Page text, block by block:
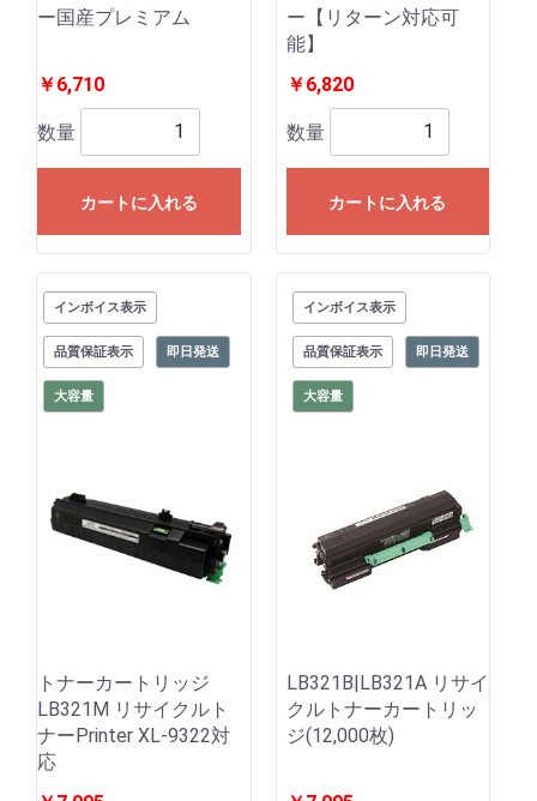
ー国産プレミアム
￥6,710
数量
カートに入れる
ー【リターン対応可
能】
￥6,820
数量
カートに入れる
インボイス表示
品質保証表示 即日発送
大容量
トナーカートリッジ
LB321M リサイクルト
ナーPrinter XL-9322対
応
インボイス表示
品質保証表示 即日発送
大容量
LB321B|LB321A リサイ
クルトナーカートリッ
ジ(12,000枚)